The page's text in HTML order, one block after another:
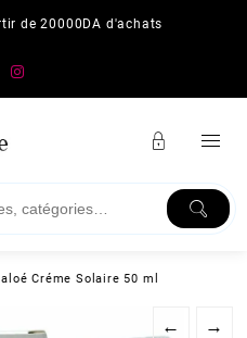
de 20000DA d'achats
Créme Solaire 50 ml
← →